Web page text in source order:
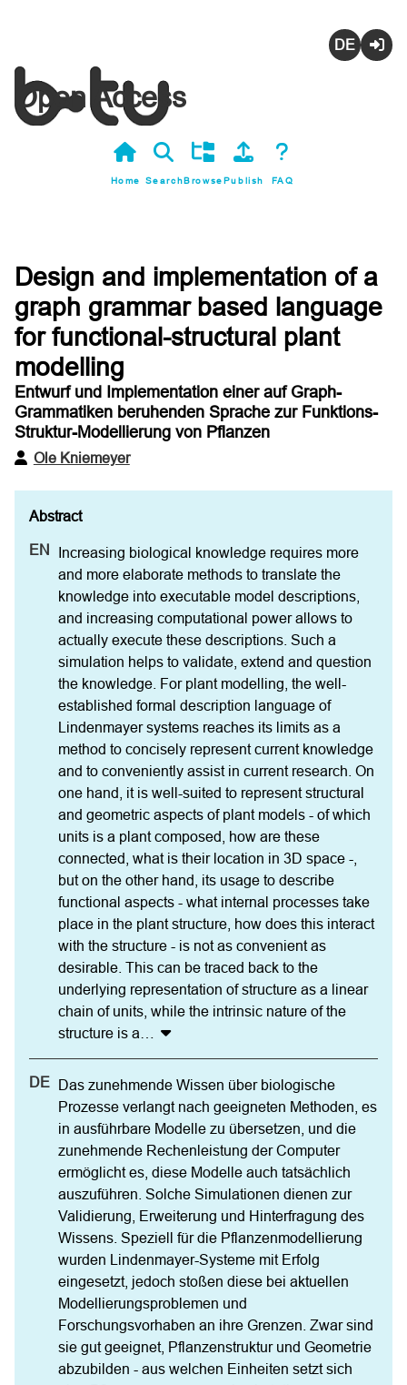
Open Access
Home SearchBrowsePublish FAQ
Design and implementation of a
graph grammar based language
for functional-structural plant
modelling
Entwurf und Implementation einer auf Graph-
Grammatiken beruhenden Sprache zur Funktions-
Struktur-Modellierung von Pflanzen
Ole Kniemeyer
Increasing biological knowledge requires more
and more elaborate methods to translate the
knowledge into executable model descriptions,
and increasing computational power allows to
actually execute these descriptions. Such a
simulation helps to validate, extend and question
the knowledge. For plant modelling, the well-
established formal description language of
Lindenmayer systems reaches its limits as a
method to concisely represent current knowledge
and to conveniently assist in current research. On
one hand, it is well-suited to represent structural
and geometric aspects of plant models - of which
units is a plant composed, how are these
connected, what is their location in 3D space -,
but on the other hand, its usage to describe
functional aspects - what internal processes take
place in the plant structure, how does this interact
with the structure - is not as convenient as
desirable. This can be traced back to the
underlying representation of structure as a linear
chain of units, while the intrinsic nature of the
structure is a
Das zunehmende Wissen über biologische
Prozesse verlangt nach geeigneten Methoden, es
in ausführbare Modelle zu übersetzen, und die
zunehmende Rechenleistung der Computer
ermöglicht es, diese Modelle auch tatsächlich
auszuführen. Solche Simulationen dienen zur
Validierung, Erweiterung und Hinterfragung des
Wissens. Speziell für die Pflanzenmodellierung
wurden Lindenmayer-Systeme mit Erfolg
eingesetzt, jedoch stoßen diese bei aktuellen
Modellierungsproblemen und
Forschungsvorhaben an ihre Grenzen. Zwar sind
sie gut geeignet, Pflanzenstruktur und Geometrie
abzubilden - aus welchen Einheiten setzt sich